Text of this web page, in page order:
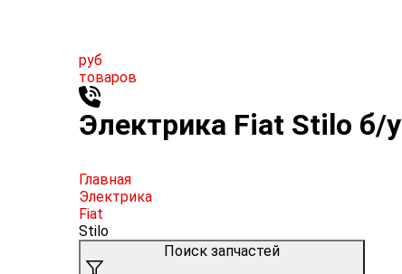
руб
товаров
Электрика Fiat Stilo б/у
Главная
Электрика
Fiat
Stilo
Поиск запчастей